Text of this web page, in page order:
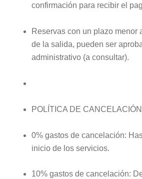
confirmación para recibir el
Reservas con un plazo menor
de la salida, pueden ser
administrativo (a consultar).
POLÍTICA DE CANCELACIÓN
0% gastos de cancelación:
inicio de los servicios.
10% gastos de cancelación: